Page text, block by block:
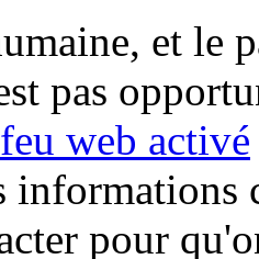
et le
pas
web activé
informations
pour